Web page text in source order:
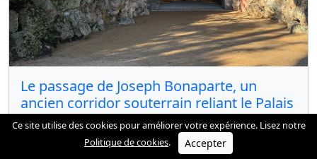
Le passage de Joseph Bonaparte, un
ancien corridor souterrain reliant le Palais
Royal à la Casa de Campo
Ce site utilise des cookies pour améliorer votre expérience. Lisez notre
Politique de cookies. Accepter